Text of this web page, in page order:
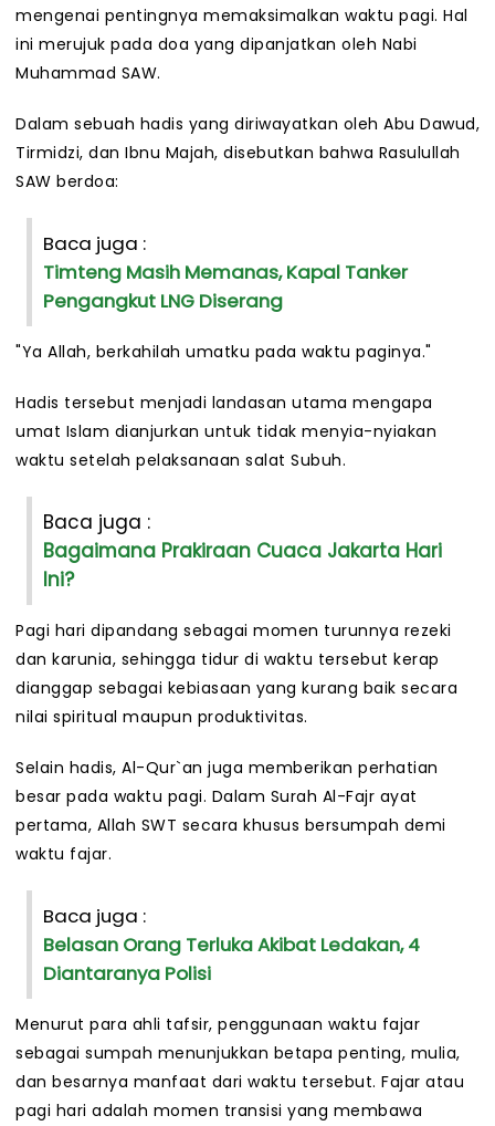
mengenai pentingnya memaksimalkan waktu pagi. Hal
ini merujuk pada doa yang dipanjatkan oleh Nabi
Muhammad SAW.
Dalam sebuah hadis yang diriwayatkan oleh Abu Dawud,
Tirmidzi, dan Ibnu Majah, disebutkan bahwa Rasulullah
SAW berdoa:
Baca juga :
Timteng Masih Memanas, Kapal Tanker
Pengangkut LNG Diserang
"Ya Allah, berkahilah umatku pada waktu paginya."
Hadis tersebut menjadi landasan utama mengapa
umat Islam dianjurkan untuk tidak menyia-nyiakan
waktu setelah pelaksanaan salat Subuh.
Baca juga :
Bagaimana Prakiraan Cuaca Jakarta Hari
Ini?
Pagi hari dipandang sebagai momen turunnya rezeki
dan karunia, sehingga tidur di waktu tersebut kerap
dianggap sebagai kebiasaan yang kurang baik secara
nilai spiritual maupun produktivitas.
Selain hadis, Al-Qur`an juga memberikan perhatian
besar pada waktu pagi. Dalam Surah Al-Fajr ayat
pertama, Allah SWT secara khusus bersumpah demi
waktu fajar.
Baca juga :
Belasan Orang Terluka Akibat Ledakan, 4
Diantaranya Polisi
Menurut para ahli tafsir, penggunaan waktu fajar
sebagai sumpah menunjukkan betapa penting, mulia,
dan besarnya manfaat dari waktu tersebut. Fajar atau
pagi hari adalah momen transisi yang membawa